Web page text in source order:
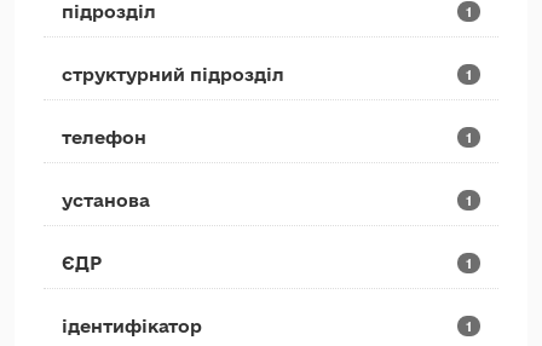
підрозділ 1
структурний підрозділ 1
телефон 1
установа 1
ЄДР 1
ідентифікатор 1